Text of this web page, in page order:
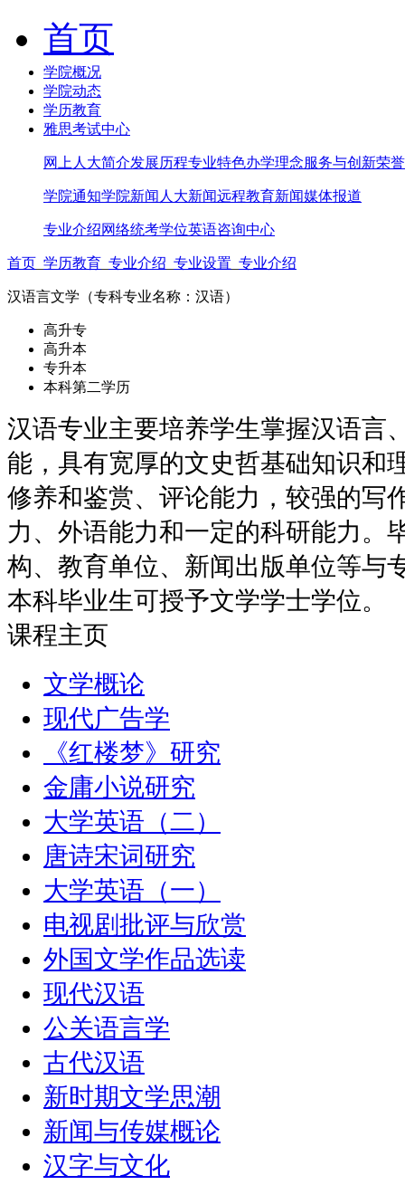
首页
学院概况
学院动态
学历教育
雅思考试中心
网上人大简介发展历程专业特色办学理念服务与创新荣
学院通知学院新闻 人大新闻远程教育新闻媒体报道
专业介绍网络统考学位英语咨询中心
首页 学历教育 专业介绍 专业设置 专业介绍
汉语言文学（专科专业名称：汉语）
高升专
高升本
专升本
本科第二学历
汉语专业主要培养学生掌握汉语言
能，具有宽厚的文史哲基础知识和
修养和鉴赏、评论能力，较强的写
力、外语能力和一定的科研能力。
构、教育单位、新闻出版单位等与
本科毕业生可授予文学学士学位。
课程主页
文学概论
现代广告学
《红楼梦》研究
金庸小说研究
大学英语（二）
唐诗宋词研究
大学英语（一）
电视剧批评与欣赏
外国文学作品选读
现代汉语
公关语言学
古代汉语
新时期文学思潮
新闻与传媒概论
汉字与文化